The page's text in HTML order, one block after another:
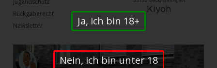
Rückgaberecht
Newsletter
Ja, ich bin 18+
Nein, ich bin unter 18